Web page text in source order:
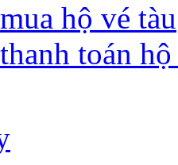
hộ vé tàu
toán hộ